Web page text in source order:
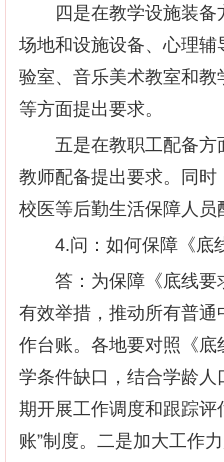
四是在教学设施装备
场地和设施设备、心理
验室、音乐美术教室和
等方面提出要求。
五是在教职工配备方
教师配备提出要求。同
校医等后勤生活保障人员
4.问：如何保障《底
答：为保障《底线要
有效举措，推动所有普
作台账。各地要对照《
学条件缺口，结合学龄
期开展工作调度和跟踪评
账”制度。二是加大工作